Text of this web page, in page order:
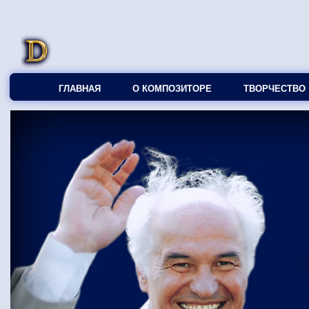
ГЛАВНАЯ О КОМПОЗИТОРЕ ТВОРЧЕСТВО